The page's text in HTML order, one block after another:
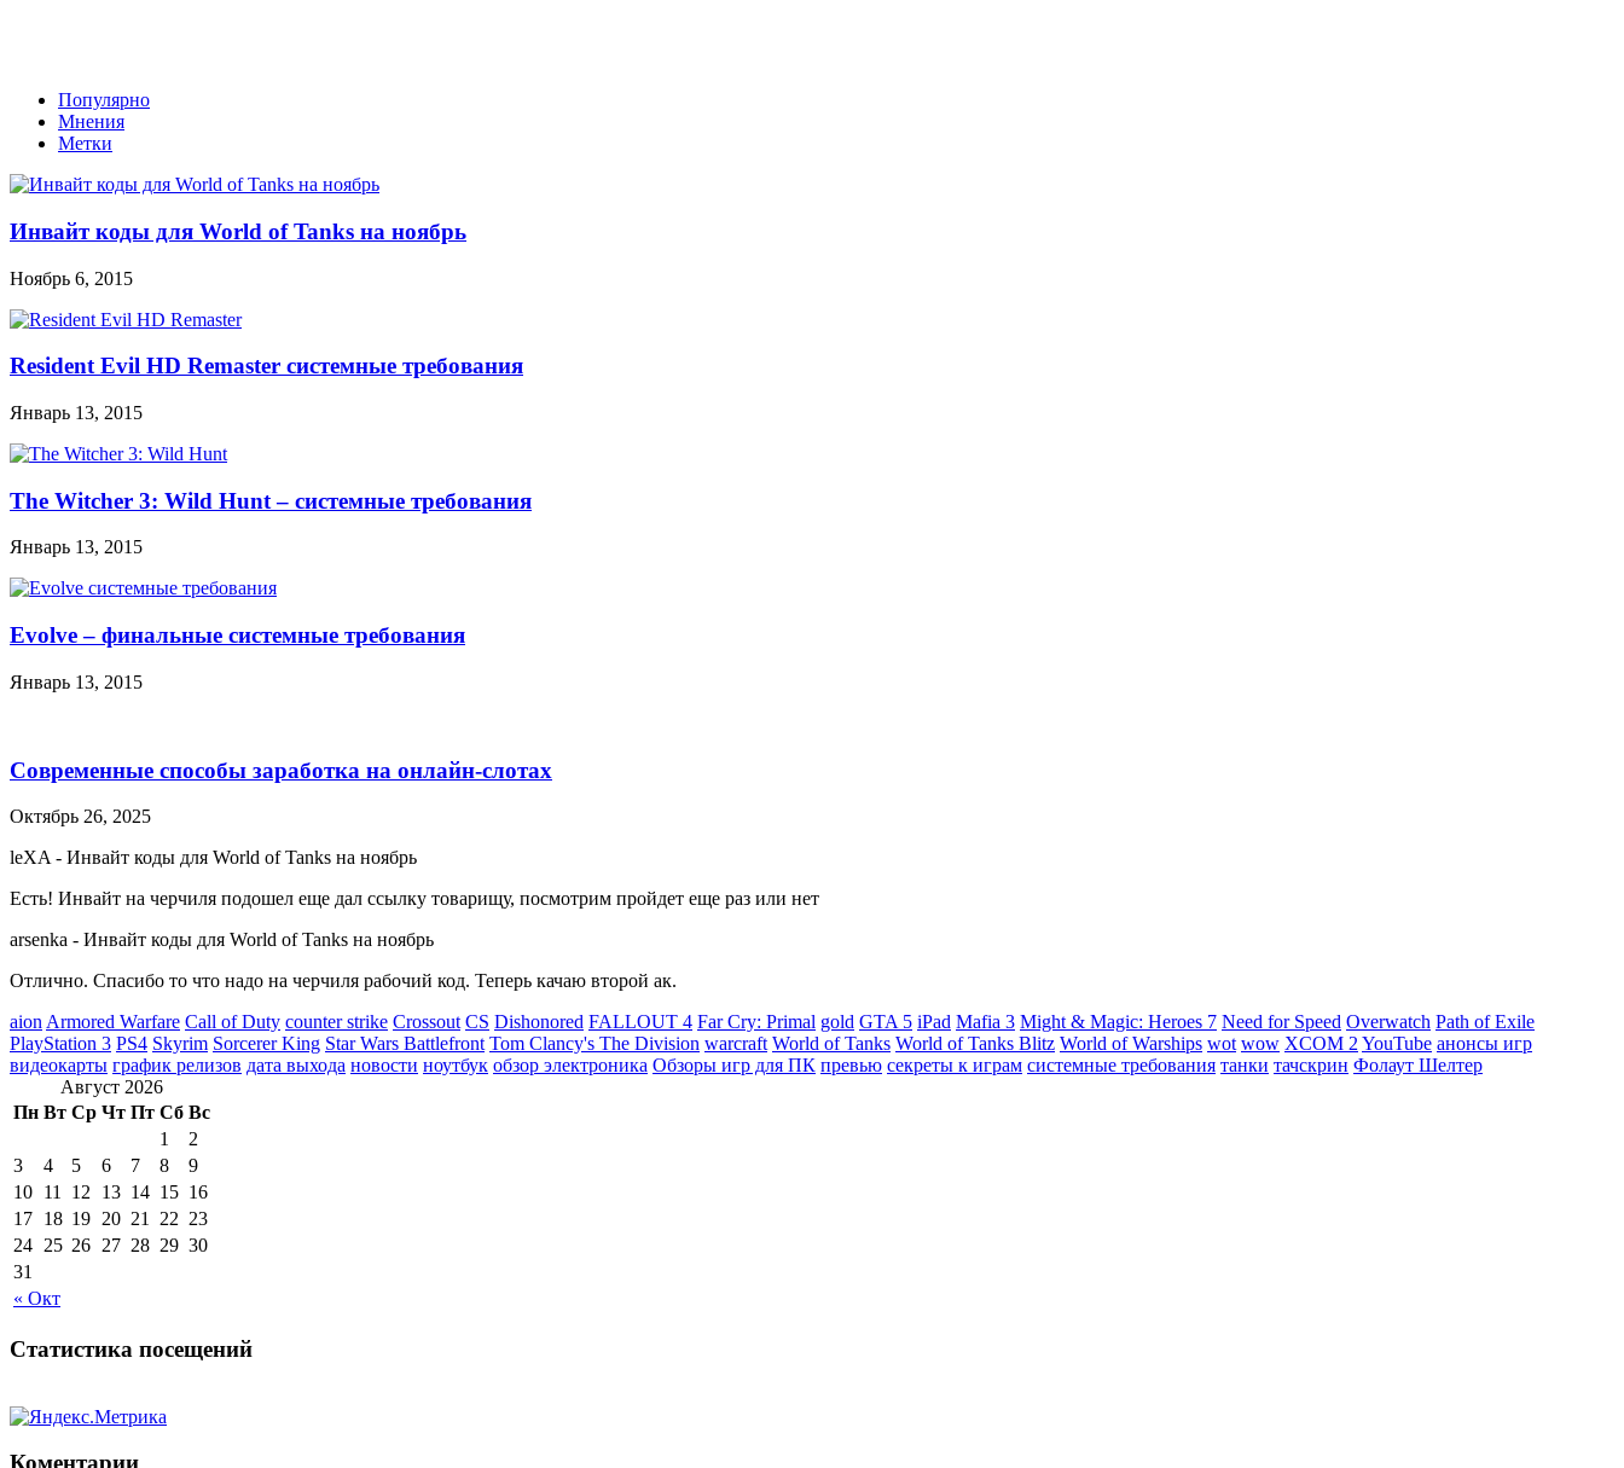
Популярно
Мнения
Метки
Инвайт коды для World of Tanks на ноябрь
Ноябрь 6, 2015
Resident Evil HD Remaster системные требования
Январь 13, 2015
The Witcher 3: Wild Hunt – системные требования
Январь 13, 2015
Evolve – финальные системные требования
Январь 13, 2015
Современные способы заработка на онлайн-слотах
Октябрь 26, 2025
leXA - Инвайт коды для World of Tanks на ноябрь
Есть! Инвайт на черчиля подошел еще дал ссылку товарищу, посмотрим пройдет еще раз или нет
arsenka - Инвайт коды для World of Tanks на ноябрь
Отлично. Спасибо то что надо на черчиля рабочий код. Теперь качаю второй ак.
aion Armored Warfare Call of Duty counter strike Crossout CS Dishonored FALLOUT 4 Far Cry: Primal gold GTA 5 iPad Mafia 3 Might & Magic: Heroes 7 Need for Speed Overwatch Path of Exile
PlayStation 3 PS4 Skyrim Sorcerer King Star Wars Battlefront Tom Clancy's The Division warcraft World of Tanks World of Tanks Blitz World of Warships wot wow XCOM 2 YouTube анонсы игр
видеокарты график релизов дата выхода новости ноутбук обзор электроника Обзоры игр для ПК превью секреты к играм системные требования танки тачскрин Фолаут Шелтер
Август 2026
Пн Вт Ср Чт Пт Сб Вс
« Окт
1
2
3
4 5 6 7 8
9
10 11 12 13 14 15 16
17 18 19 20 21 22 23
24 25 26 27 28 29 30
31
Статистика посещений